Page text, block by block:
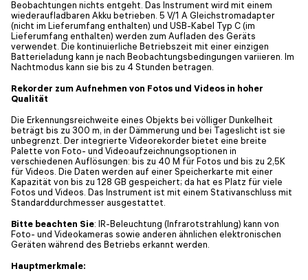
Beobachtungen nichts entgeht. Das Instrument wird mit einem
wiederaufladbaren Akku betrieben. 5 V/1 A Gleichstromadapter
(nicht im Lieferumfang enthalten) und USB-Kabel Typ C (im
Lieferumfang enthalten) werden zum Aufladen des Geräts
verwendet. Die kontinuierliche Betriebszeit mit einer einzigen
Batterieladung kann je nach Beobachtungsbedingungen variieren. Im
Nachtmodus kann sie bis zu 4 Stunden betragen.
Rekorder zum Aufnehmen von Fotos und Videos in hoher
Qualität
Die Erkennungsreichweite eines Objekts bei völliger Dunkelheit
beträgt bis zu 300 m, in der Dämmerung und bei Tageslicht ist sie
unbegrenzt. Der integrierte Videorekorder bietet eine breite
Palette von Foto- und Videoaufzeichnungsoptionen in
verschiedenen Auflösungen: bis zu 40 M für Fotos und bis zu 2,5K
für Videos. Die Daten werden auf einer Speicherkarte mit einer
Kapazität von bis zu 128 GB gespeichert; da hat es Platz für viele
Fotos und Videos. Das Instrument ist mit einem Stativanschluss mit
Standarddurchmesser ausgestattet.
Bitte beachten Sie: IR-Beleuchtung (Infrarotstrahlung) kann von
Foto- und Videokameras sowie anderen ähnlichen elektronischen
Geräten während des Betriebs erkannt werden.
Hauptmerkmale: